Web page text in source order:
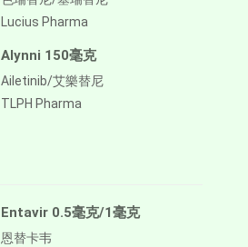
Lucius Pharma
Alynni 150毫克
Ailetinib/艾樂替尼
TLPH Pharma
Entavir 0.5毫克/1毫克
恩替卡韦